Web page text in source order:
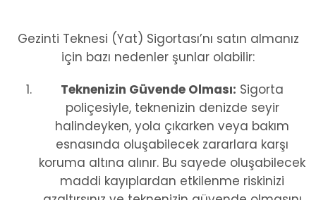
Gezinti Teknesi (Yat) Sigortası’nı satın almanız
için bazı nedenler şunlar olabilir:
Teknenizin Güvende Olması: Sigorta
poliçesiyle, teknenizin denizde seyir
halindeyken, yola çıkarken veya bakım
esnasında oluşabilecek zararlara karşı
koruma altına alınır. Bu sayede oluşabilecek
maddi kayıplardan etkilenme riskinizi